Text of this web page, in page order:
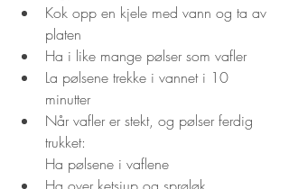
Kok opp en kjele med vann og ta av
platen
Ha i like mange pølser som vafler
La pølsene trekke i vannet i 10
minutter
Når vafler er stekt, og pølser ferdig
trukket:
Ha pølsene i vaflene